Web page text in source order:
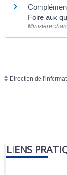
Foire aux
Ministère
© Direction de
LIENS